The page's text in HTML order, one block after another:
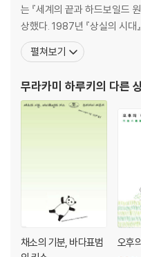
는 『세계의 끝과 하드보일드
상했다. 1987년 『상실의 시
는 베스트셀러 선풍과 함께 하
로 떠올랐다. 1994년 『태엽
타임스 ‘올해의 책’에 선정되었
펼쳐보기
무라카미 하루키 의 다른
채소의 기분, 바다표범
오후